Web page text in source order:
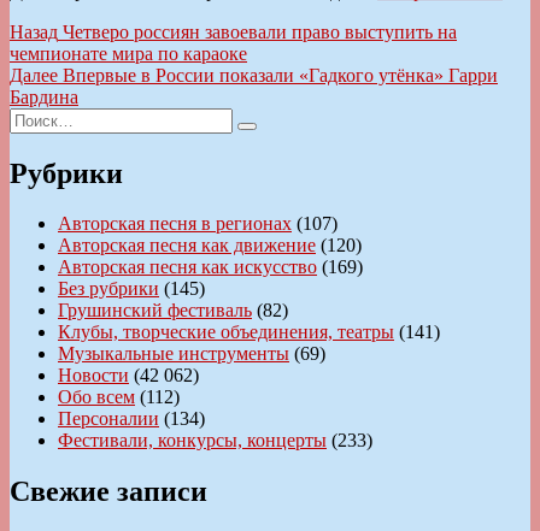
Навигация
по
записям
Назад Предыдущая
запись:
Четверо россиян завоевали право выступить на
чемпионате мира по караоке
Далее Следующая
запись:
Впервые в России показали «Гадкого утёнка» Гарри
Бардина
Искать:
Поиск
Рубрики
Авторская песня в регионах (107)
Авторская песня как движение (120)
Авторская песня как искусство (169)
Без рубрики (145)
Грушинский фестиваль (82)
Клубы, творческие объединения, театры (141)
Музыкальные инструменты (69)
Новости (42 062)
Обо всем (112)
Персоналии (134)
Фестивали, конкурсы, концерты (233)
Свежие записи